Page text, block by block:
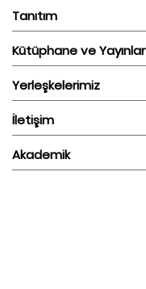
Tanıtım
Kütüphane ve Yayınlar
Yerleşkelerimiz
İletişim
Akademik